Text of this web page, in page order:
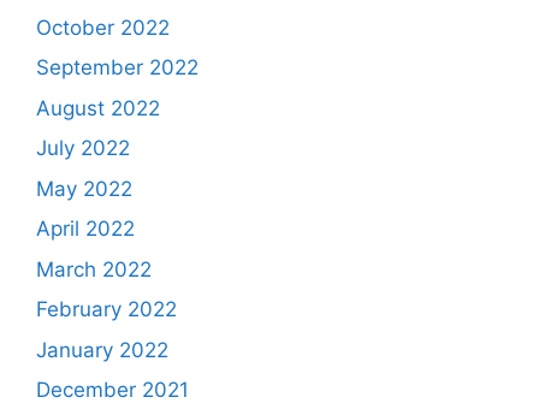
October 2022
September 2022
August 2022
July 2022
May 2022
April 2022
March 2022
February 2022
January 2022
December 2021